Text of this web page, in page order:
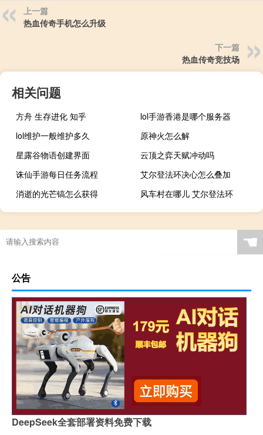
上一篇
热血传奇手机怎么升级
下一篇
热血传奇竞技场
相关问题
方舟 生存进化 知乎
lol手游香港是哪个服务器
lol维护一般维护多久
原神火怎么解
星露谷物语创建界面
云顶之弈天赋冲动吗
诛仙手游每日任务流程
艾尔登法环决心怎么叠加
消逝的光芒镐怎么获得
风车村在哪儿 艾尔登法环
☚
公告
DeepSeek全套部署资料免费下载